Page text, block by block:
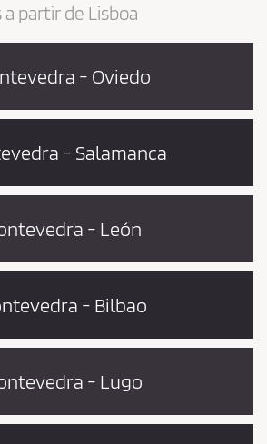
partir de Lisboa
- Oviedo
- Salamanca
- León
- Bilbao
- Lugo